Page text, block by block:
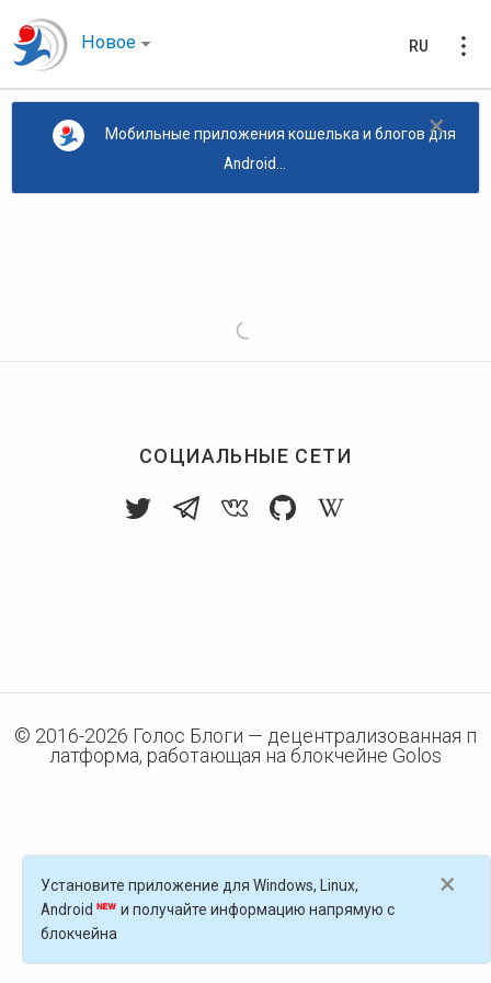
Новое RU
×
Мобильные приложения кошелька и блогов для
Android...
СОЦИАЛЬНЫЕ СЕТИ
© 2016-2026 Голос Блоги — децентрализованная п
латформа, работающая на блокчейне Golos
×
Установите приложение для Windows, Linux,
Android
и получайте информацию напрямую с
блокчейна